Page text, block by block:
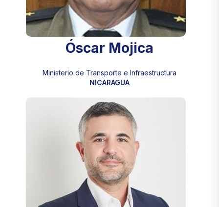
Óscar Mojica
Ministerio de Transporte e Infraestructura
NICARAGUA